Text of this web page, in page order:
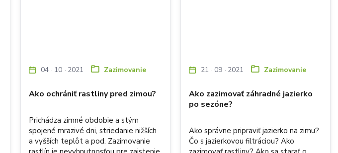
Ako ochrániť rastliny pred zimou?
04 10 2021 Zazimovanie
Prichádza zimné obdobie a stým
spojené mrazivé dni, striedanie nižších
a vyšších teplôt a pod. Zazimovanie
Ako zazimovať záhradné jazierko
po sezóne?
21 09 2021 Zazimovanie
Ako správne pripraviť jazierko na zimu?
Čo s jazierkovou filtráciou? Ako